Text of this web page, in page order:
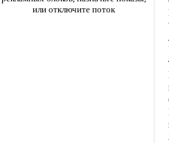
или отключите поток